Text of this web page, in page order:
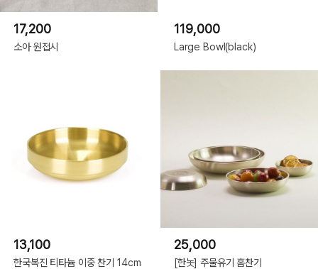
17,200
소아 원접시
119,000
Large Bowl(black)
13,100
한국복진 티타늄 이중 찬기 14cm
25,000
[한놋] 주물유기 홈찬기